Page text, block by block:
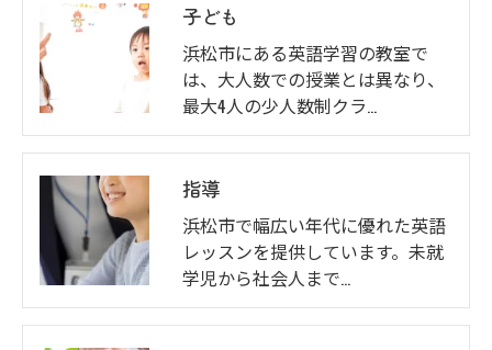
子ども
浜松市にある英語学習の教室で
は、大人数での授業とは異なり、
最大4人の少人数制クラ…
指導
浜松市で幅広い年代に優れた英語
レッスンを提供しています。未就
学児から社会人まで…